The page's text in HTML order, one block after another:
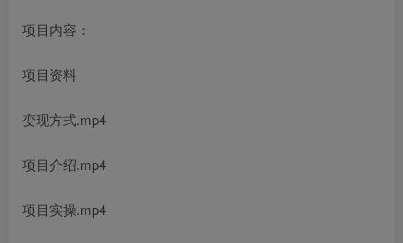
项目内容：
项目资料
变现方式.mp4
项目介绍.mp4
项目实操.mp4